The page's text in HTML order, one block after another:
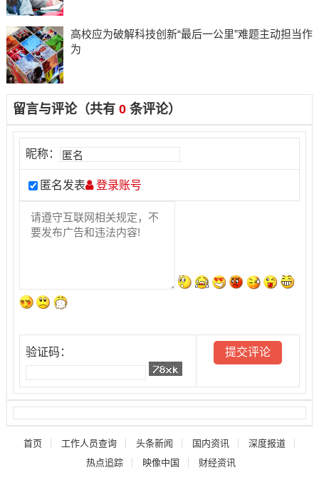
高校应为破解科技创新“最后一公里”难题主动担当作
为
留言与评论（共有 0条评论）
昵称：
匿名发表 登录账号
验证码：
首页 工作人员查询 头条新闻 国内资讯
深度报道
热点追踪
映像中国 财经资讯